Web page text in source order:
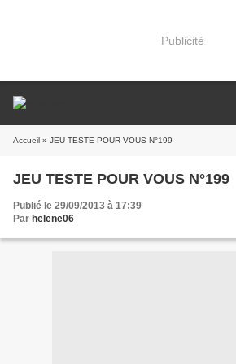
Publicité
Accueil » JEU TESTE POUR VOUS N°199
JEU TESTE POUR VOUS N°199
Publié le 29/09/2013 à 17:39
Par helene06